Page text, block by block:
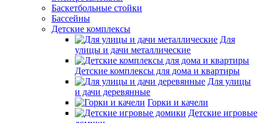
Баскетбольные стойки
Бассейны
Детские комплексы
Для
улицы и дачи металлические
Детские комплексы для дома и квартиры
Для улицы
и дачи деревянные
Горки и качели
Детские игровые